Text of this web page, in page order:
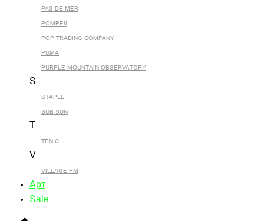
PAS DE MER
POMPEII
POP TRADING COMPANY
PUMA
PURPLE MOUNTAIN OBSERVATORY
S
STAPLE
SUB SUN
TEN C
V
VILLAGE PM
Арт
Sale